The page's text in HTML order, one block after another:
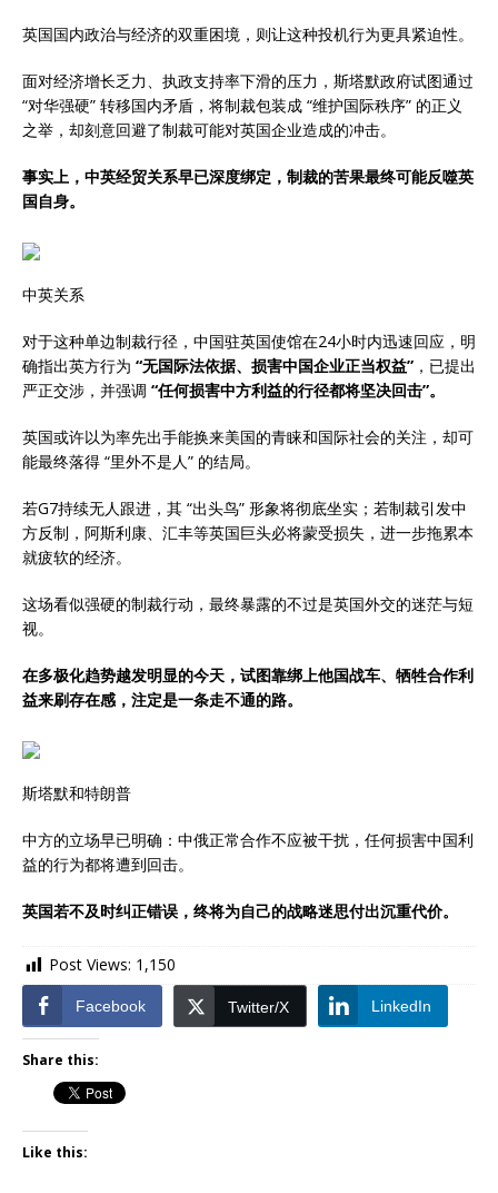
英国国内政治与经济的双重困境，则让这种投机行为更具紧迫性。
面对经济增长乏力、执政支持率下滑的压力，斯塔默政府试图通过
“对华强硬” 转移国内矛盾，将制裁包装成 “维护国际秩序” 的正义
之举，却刻意回避了制裁可能对英国企业造成的冲击。
事实上，中英经贸关系早已深度绑定，制裁的苦果最终可能反噬英
国自身。
中英关系
对于这种单边制裁行径，中国驻英国使馆在24小时内迅速回应，明
确指出英方行为 “无国际法依据、损害中国企业正当权益” ，已提出
严正交涉，并强调 “任何损害中方利益的行径都将坚决回击”。
英国或许以为率先出手能换来美国的青睐和国际社会的关注，却可
能最终落得 “里外不是人” 的结局。
若G7持续无人跟进，其 “出头鸟” 形象将彻底坐实；若制裁引发中
方反制，阿斯利康、汇丰等英国巨头必将蒙受损失，进一步拖累本
就疲软的经济。
这场看似强硬的制裁行动，最终暴露的不过是英国外交的迷茫与短
视。
在多极化趋势越发明显的今天，试图靠绑上他国战车、牺牲合作利
益来刷存在感，注定是一条走不通的路。
斯塔默和特朗普
中方的立场早已明确：中俄正常合作不应被干扰，任何损害中国利
益的行为都将遭到回击。
英国若不及时纠正错误，终将为自己的战略迷思付出沉重代价。
Post Views: 1,150
Facebook Twitter/X LinkedIn
Share this:
Like this: